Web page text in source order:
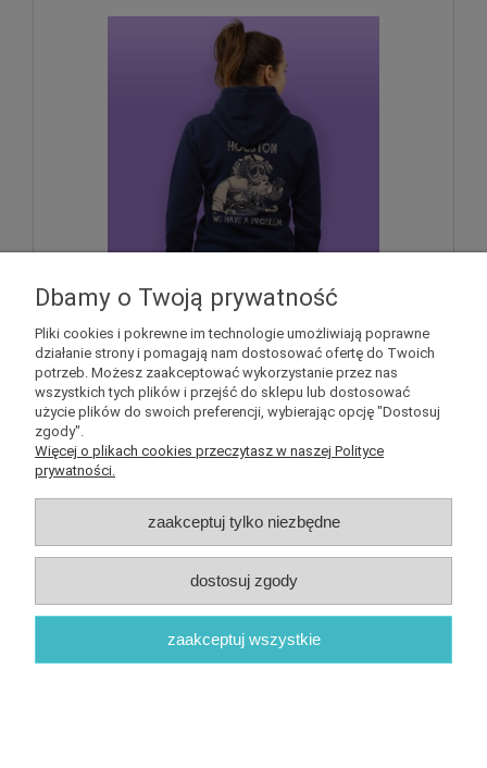
Koteł - Houston we have a problem -
granatowa bluza damska z kapturem
189,00 zł
Dbamy o Twoją prywatność
Pliki cookies i pokrewne im technologie umożliwiają poprawne
działanie strony i pomagają nam dostosować ofertę do Twoich
potrzeb. Możesz zaakceptować wykorzystanie przez nas
wszystkich tych plików i przejść do sklepu lub dostosować
użycie plików do swoich preferencji, wybierając opcję "Dostosuj
zgody".
Więcej o plikach cookies przeczytasz w naszej Polityce
prywatności.
zaakceptuj tylko niezbędne
dostosuj zgody
zaakceptuj wszystkie